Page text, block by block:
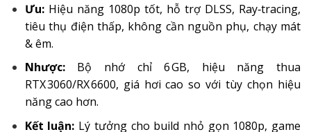
Ưu:Hiệu năng 1080p tốt, hỗ trợ DLSS, Ray‑tracing,
tiêu thụ điện thấp, không cần nguồn phụ, chạy mát
& êm.
Nhược:Bộ nhớ chỉ 6 GB, hiệu năng thua
RTX 3060/RX 6600, giá hơi cao so với tùy chọn hiệu
năng cao hơn.
Kết luận: Lý tưởng cho build nhỏ gọn 1080p, game